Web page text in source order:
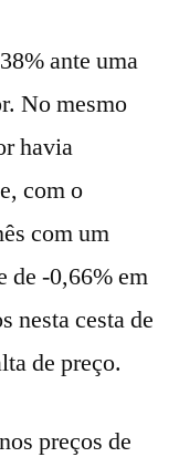
ante uma
No mesmo
havia
com o
com um
de -0,66% em
nesta cesta de
de preço.
preços de